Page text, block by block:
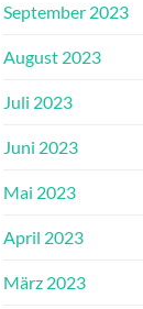
September 2023
August 2023
Juli 2023
Juni 2023
Mai 2023
April 2023
März 2023